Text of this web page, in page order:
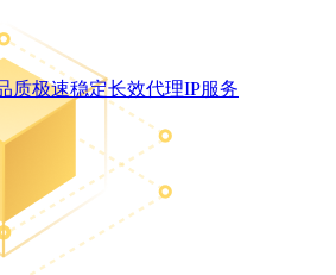
质极速稳定长效代理IP服务